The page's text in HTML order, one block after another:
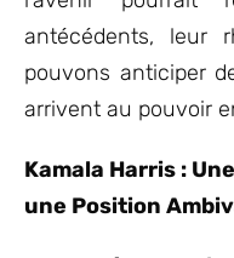
antécédents, leur
pouvons anticiper
arrivent au pouvoir
Kamala Harris :
une Position